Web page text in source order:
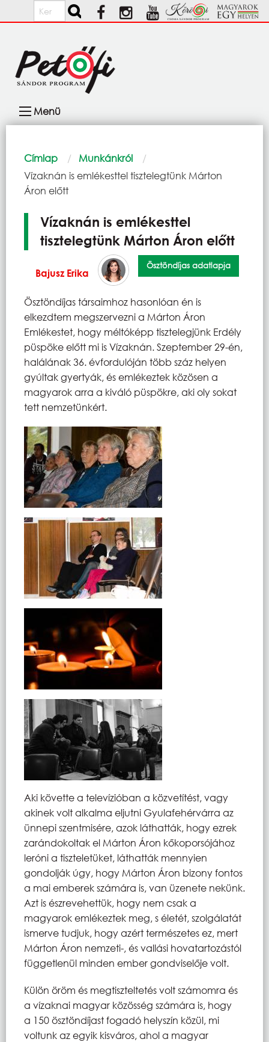
Ugrás a tartalomra
Keresés
navigáció
Menü
Morzsa
Címlap
Munkánkról
Current:
Vízaknán is emlékesttel tisztelegtünk Márton
Áron előtt
Vízaknán is emlékesttel
tisztelegtünk Márton Áron előtt
Bajusz Erika
Ösztöndíjas adatlapja
Ösztöndíjas társaimhoz hasonlóan én is
elkezdtem megszervezni a Márton Áron
Emlékestet, hogy méltóképp tisztelegjünk Erdély
püspöke előtt mi is Vízaknán. Szeptember 29-én,
halálának 36. évfordulóján több száz helyen
gyúltak gyertyák, és emlékeztek közösen a
magyarok arra a kiváló püspökre, aki oly sokat
tett nemzetünkért.
Aki követte a televízióban a közvetítést, vagy
akinek volt alkalma eljutni Gyulafehérvárra az
ünnepi szentmisére, azok láthatták, hogy ezrek
zarándokoltak el Márton Áron kőkoporsójához
leróni a tiszteletüket, láthatták mennyien
gondolják úgy, hogy Márton Áron bizony fontos
a mai emberek számára is, van üzenete nekünk.
Azt is észrevehettük, hogy nem csak a
magyarok emlékeztek meg, s életét, szolgálatát
ismerve tudjuk, hogy azért természetes ez, mert
Márton Áron nemzeti-, és vallási hovatartozástól
függetlenül minden ember gondviselője volt.
Külön öröm és megtiszteltetés volt számomra és
a vízaknai magyar közösség számára is, hogy
a 150 ösztöndíjast fogadó helyszín közül, mi
voltunk az egyik kisváros, ahol a magyar